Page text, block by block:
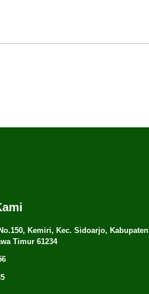
Kemiri, Kec. Sidoarjo, Kabupaten
Timur 61234